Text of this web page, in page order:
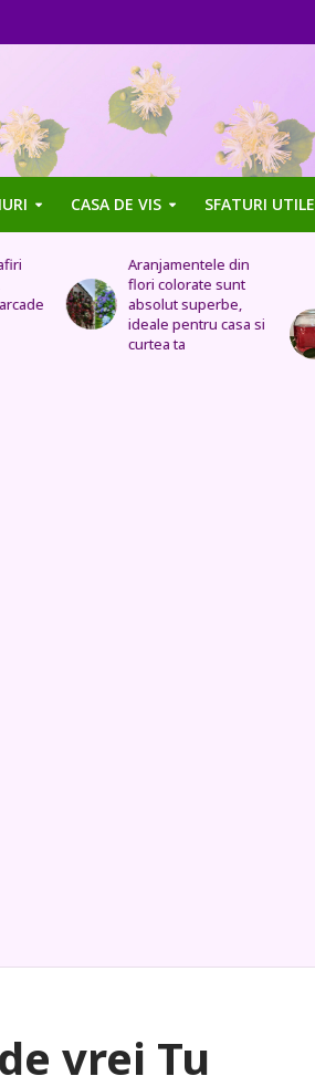
CASA DE VIS SFATURI UTILE
si
Uleiul de trandafir
tratează stomacul,
bolile organelor
genitale feminine,
insomnia, durerile de
vrei Tu